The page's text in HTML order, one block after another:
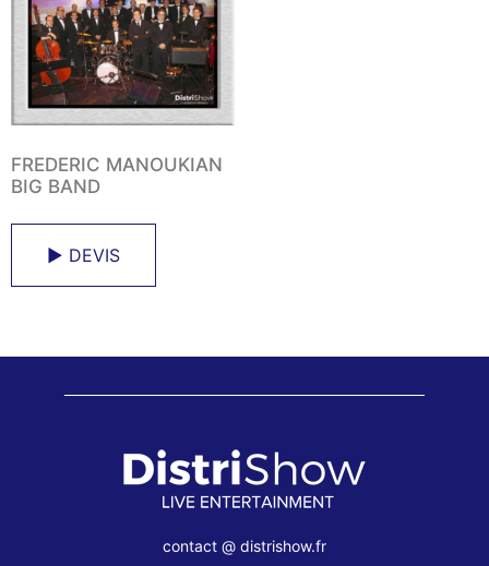
FREDERIC MANOUKIAN
BIG BAND
► DEVIS
contact @ distrishow.fr